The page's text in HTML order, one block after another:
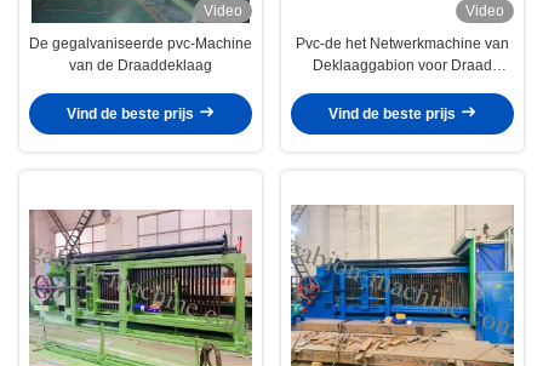
Video
De gegalvaniseerde pvc-Machine
van de Draaddeklaag
Vind de beste prijs
Video
Pvc-de het Netwerkmachine van
Deklaaggabion voor Draad
een laag
Vind de beste prijs